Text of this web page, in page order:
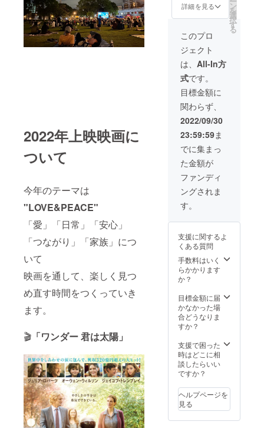
2022年上映映画に
ついて
今年のテーマは
"LOVE&PEACE"
「愛」「日常」「安心」
「つながり」「家族」につ
いて
映画を通して、楽しく見つ
め直す時間をつくっていき
ます。
🎬 「ワンダー 君は太陽」
定の人
お名前
や公序
良俗に
反する
お名前
は掲載
をお断
りする
事が御
座いま
す、ご
注意く
ださ
い。」
のロゴ
の投映
※「支援
時に必
ず備考
欄にご
希望の
お名前
をご記
入くだ
さい。
記入が
ない場
合は
CAMPF
IREにて
使用さ
れてい
るハン
ドル
ネーム
頂きま
ご了承
くださ
い。ま
た、特
定の人
喩する
お名前
や公序
良俗に
お名前
は掲載
をお断
りする
座いま
す、ご
注意く
ださ
ツ(日本
製)1枚
（デザ
イン／
色が画
像と異
なる場
合があ
りま
す）、
公式HP
に掲
載、当
日会場
スク
リーン
に御社
のロゴ
の投
映、 来
年の上
関わる
前ヒア
リング
をさせ
ていた
だき、
に開始
する実
行委員
会議に
させて
いただ
きま
す。
時に必
ず備考
欄にご
希望の
詳細を見る ン
を
選
択
す
る
このプロ
ジェクト
は、 All-In方
式です。
目標金額に
関わらず、
2022/09/30
23:59:59ま
でに集まっ
た金額が
ファンディ
ングされま
す。
支援に関するよ
くある質問
手数料はいく
らかかります
か？
目標金額に届
かなかった場
合どうなりま
すか？
支援で困った
時はどこに相
談したらいい
ですか？
ヘルプページを
見る